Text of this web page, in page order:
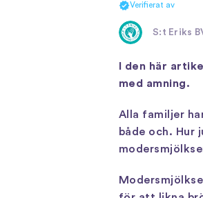
Verifierat av
S:t Eriks
I den här
med amning.
Alla familjer
både och. Hur